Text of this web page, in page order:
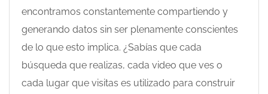
encontramos constantemente compartiendo y
generando datos sin ser plenamente conscientes
de lo que esto implica. ¿Sabías que cada
búsqueda que realizas, cada video que ves o
cada lugar que visitas es utilizado para construir